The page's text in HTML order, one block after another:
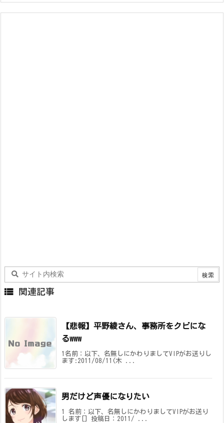
 関連記事
【悲報】平野綾さん、事務所をクビにな
るwww
1名前：以下、名無しにかわりましてVIPがお送りし
ます:2011/08/11(木 ...
男だけど声優になりたい
1 名前：以下、名無しにかわりましてVIPがお送り
します[] 投稿日：2011/ ...